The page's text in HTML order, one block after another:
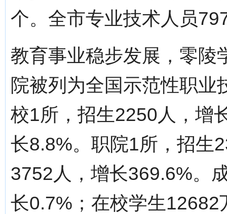
个。全市专业技术人员
教育事业稳步发展，零陵
院被列为全国示范性职业
校1所，招生2250人，增
长8.8%。职院1所，招生
3752人，增长369.6%。
长0.7%；在校学生